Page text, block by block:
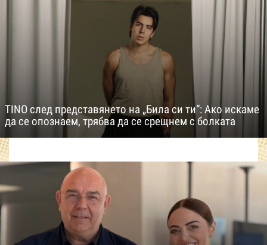
TINO след представянето на „Била си ти“: Ако искаме
да се опознаем, трябва да се срещнем с болката